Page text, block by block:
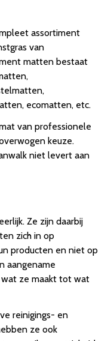
assortiment
van
matten bestaat
ecomatten, etc.
van professionele
keuze.
niet levert aan
Ze zijn daarbij
zich in op
producten en niet op
aangename
wat ze maakt tot wat
reinigings- en
ze ook